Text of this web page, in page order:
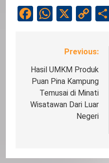
Facebook
X
Navigasi
pos
Previous:
Hasil UMKM Produk
Puan Pina Kampung
Temusai di Minati
Wisatawan Dari Luar
Negeri